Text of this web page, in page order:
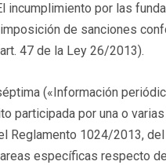
incumplimiento por las
de sanciones
47 de la Ley 26/2013).
(«Información
participada por una o
Reglamento 1024/2013,
específicas respecto